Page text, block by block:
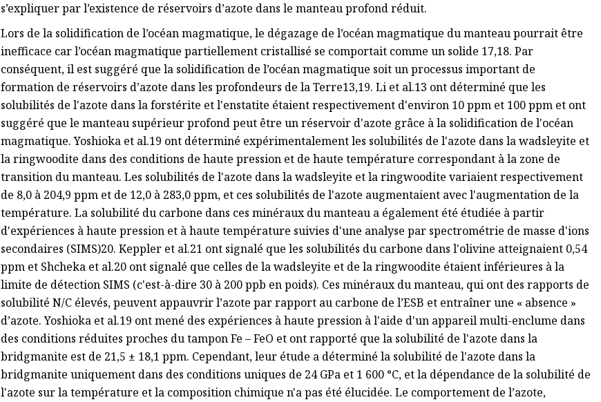
s’expliquer par l’existence de réservoirs d’azote dans le manteau profond réduit.
Lors de la solidification de l’océan magmatique, le dégazage de l’océan magmatique du manteau pourrait être
inefficace car l’océan magmatique partiellement cristallisé se comportait comme un solide 17,18. Par
conséquent, il est suggéré que la solidification de l’océan magmatique soit un processus important de
formation de réservoirs d’azote dans les profondeurs de la Terre13,19. Li et al.13 ont déterminé que les
solubilités de l'azote dans la forstérite et l'enstatite étaient respectivement d'environ 10 ppm et 100 ppm et ont
suggéré que le manteau supérieur profond peut être un réservoir d'azote grâce à la solidification de l'océan
magmatique. Yoshioka et al.19 ont déterminé expérimentalement les solubilités de l'azote dans la wadsleyite et
la ringwoodite dans des conditions de haute pression et de haute température correspondant à la zone de
transition du manteau. Les solubilités de l'azote dans la wadsleyite et la ringwoodite variaient respectivement
de 8,0 à 204,9 ppm et de 12,0 à 283,0 ppm, et ces solubilités de l'azote augmentaient avec l'augmentation de la
température. La solubilité du carbone dans ces minéraux du manteau a également été étudiée à partir
d'expériences à haute pression et à haute température suivies d'une analyse par spectrométrie de masse d'ions
secondaires (SIMS)20. Keppler et al.21 ont signalé que les solubilités du carbone dans l'olivine atteignaient 0,54
ppm et Shcheka et al.20 ont signalé que celles de la wadsleyite et de la ringwoodite étaient inférieures à la
limite de détection SIMS (c'est-à-dire 30 à 200 ppb en poids). Ces minéraux du manteau, qui ont des rapports de
solubilité N/C élevés, peuvent appauvrir l’azote par rapport au carbone de l’ESB et entraîner une « absence »
d’azote. Yoshioka et al.19 ont mené des expériences à haute pression à l'aide d'un appareil multi-enclume dans
des conditions réduites proches du tampon Fe – FeO et ont rapporté que la solubilité de l'azote dans la
bridgmanite est de 21,5 ± 18,1 ppm. Cependant, leur étude a déterminé la solubilité de l'azote dans la
bridgmanite uniquement dans des conditions uniques de 24 GPa et 1 600 °C, et la dépendance de la solubilité de
l'azote sur la température et la composition chimique n'a pas été élucidée. Le comportement de l’azote,